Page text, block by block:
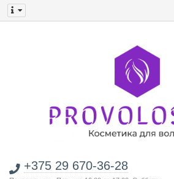
+375 29 670-36-28